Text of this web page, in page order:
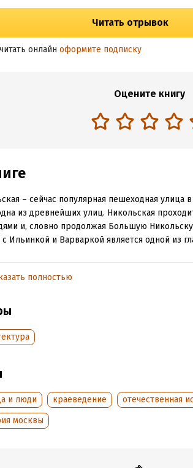
Читать отрывок
онлайн оформите подписку
Оцените книгу
– сейчас популярная пешеходная улица
из древнейших улиц. Никольская
и, словно продолжая Большую
с Ильинкой и Варваркой является одной из
так и для туристов. Во время
информация
2020
11 октября 2018
полностью
и люди краеведение отечественная
москвы